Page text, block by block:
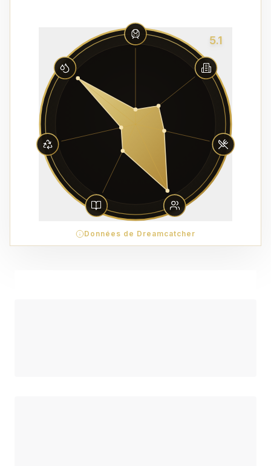
5.1
Données de Dreamcatcher